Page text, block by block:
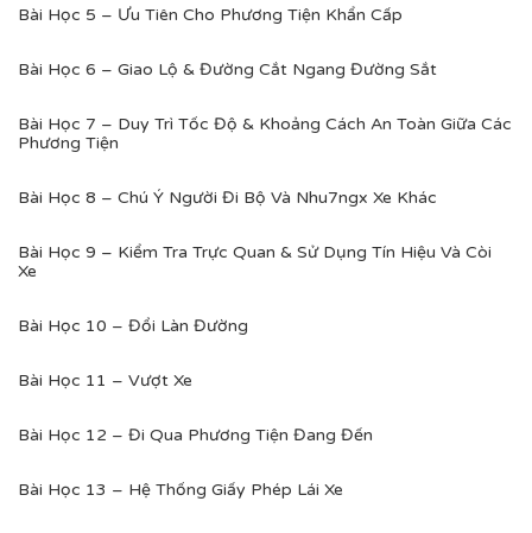
Bài Học 5 – Ưu Tiên Cho Phương Tiện Khẩn Cấp
Bài Học 6 – Giao Lộ & Đường Cắt Ngang Đường Sắt
Bài Học 7 – Duy Trì Tốc Độ & Khoảng Cách An Toàn Giữa Các
Phương Tiện
Bài Học 8 – Chú Ý Người Đi Bộ Và Nhu7ngx Xe Khác
Bài Học 9 – Kiểm Tra Trực Quan & Sử Dụng Tín Hiệu Và Còi
Xe
Bài Học 10 – Đổi Làn Đường
Bài Học 11 – Vượt Xe
Bài Học 12 – Đi Qua Phương Tiện Đang Đến
Bài Học 13 – Hệ Thống Giấy Phép Lái Xe